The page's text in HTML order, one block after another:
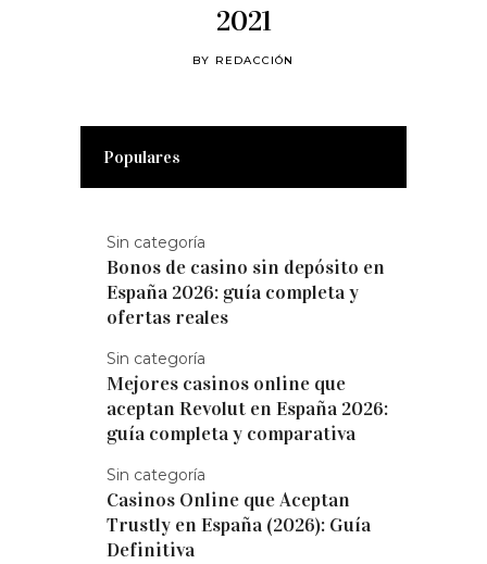
2021
BY REDACCIÓN
Populares
Sin categoría
Bonos de casino sin depósito en
España 2026: guía completa y
ofertas reales
Sin categoría
Mejores casinos online que
aceptan Revolut en España 2026:
guía completa y comparativa
Sin categoría
Casinos Online que Aceptan
Trustly en España (2026): Guía
Definitiva